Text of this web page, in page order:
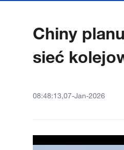
Chiny
sieć
08:48:13,07-Jan-2026